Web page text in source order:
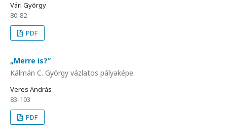
Vári György
80-82
PDF
„Merre is?”
Kálmán C. György vázlatos pályaképe
Veres András
83-103
PDF